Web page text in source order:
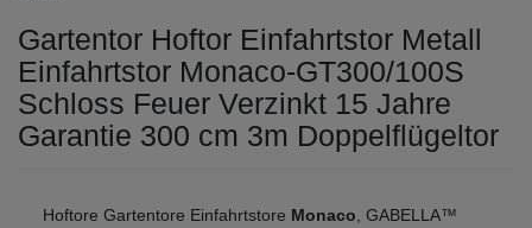
Gartentor Hoftor Einfahrtstor Metall
Einfahrtstor Monaco-GT300/100S
Schloss Feuer Verzinkt 15 Jahre
Garantie 300 cm 3m Doppelflügeltor
Hoftore Gartentore Einfahrtstore Monaco , GABELLA™